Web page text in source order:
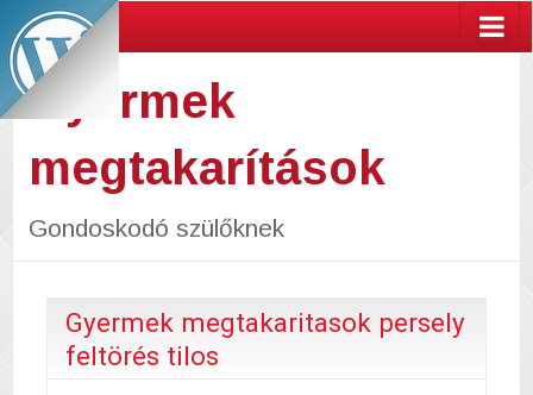
Gyermek
megtakarítások
Gondoskodó szülőknek
Gyermek megtakaritasok persely
feltörés tilos